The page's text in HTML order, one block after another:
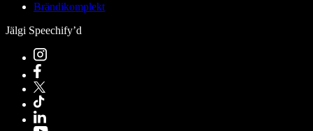
Brändikomplekt
Jälgi Speechify’d